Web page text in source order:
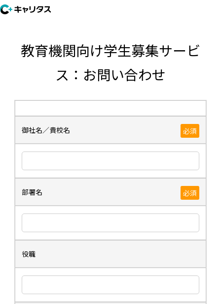
教育機関向け学生募集サービ
ス：お問い合わせ
御社名／貴校名 必須
部署名 必須
役職